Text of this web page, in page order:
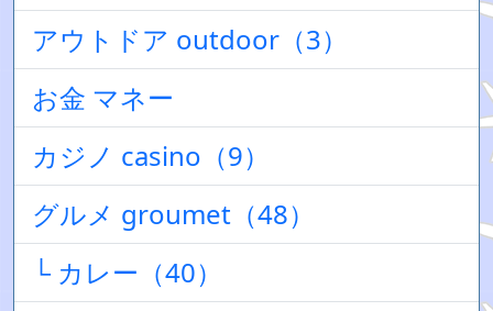
アウトドア outdoor（3）
お金 マネー
カジノ casino（9）
グルメ groumet（48）
└ カレー（40）